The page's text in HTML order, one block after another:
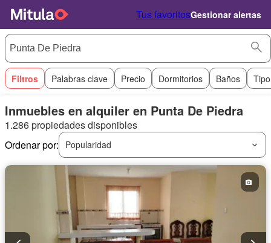
Tus favoritosGestionar alertas
Filtros Palabras clave Precio Dormitorios Baños
Inmuebles en alquiler en Punta De Piedra
1.286 propiedades disponibles
Ordenar por:
Popularidad